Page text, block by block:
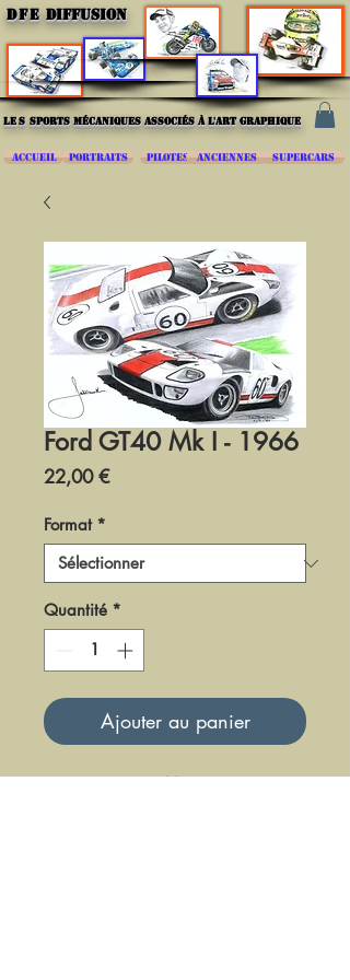
DFE DIFFUSION
les sports mécaniques associés à l'art graphique
ACCUEIL PORTRAITS PILOTES ANCIENNES SUPERCARS
Ford GT40 Mk I - 1966
22,00 €Prix
Format *
Quantité *
Ajouter au panier
DF-LM-66-3